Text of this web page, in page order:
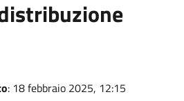
: 18 febbraio 2025, 12:15